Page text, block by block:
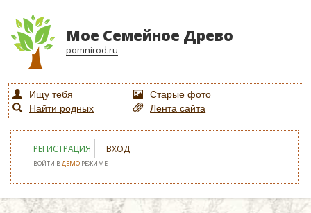
Мое Семейное Древо
pomnirod.ru
Ищу тебя
Старые фото
Найти родных
Лента сайта
РЕГИСТРАЦИЯ ВХОД
ВОЙТИ ВДЕМО РЕЖИМЕ